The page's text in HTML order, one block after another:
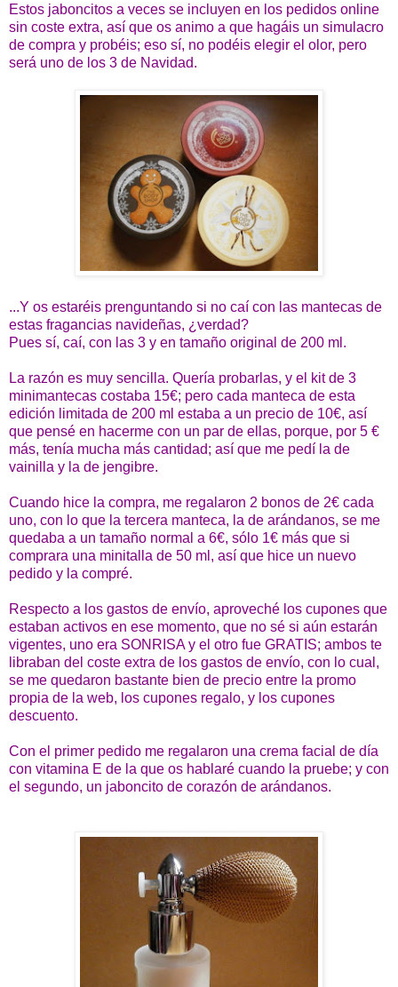
Estos jaboncitos a veces se incluyen en los pedidos online
sin coste extra, así que os animo a que hagáis un simulacro
de compra y probéis; eso sí, no podéis elegir el olor, pero
será uno de los 3 de Navidad.
...Y os estaréis prenguntando si no caí con las mantecas de
estas fragancias navideñas, ¿verdad?
Pues sí, caí, con las 3 y en tamaño original de 200 ml.
La razón es muy sencilla. Quería probarlas, y el kit de 3
minimantecas costaba 15€; pero cada manteca de esta
edición limitada de 200 ml estaba a un precio de 10€, así
que pensé en hacerme con un par de ellas, porque, por 5 €
más, tenía mucha más cantidad; así que me pedí la de
vainilla y la de jengibre.
Cuando hice la compra, me regalaron 2 bonos de 2€ cada
uno, con lo que la tercera manteca, la de arándanos, se me
quedaba a un tamaño normal a 6€, sólo 1€ más que si
comprara una minitalla de 50 ml, así que hice un nuevo
pedido y la compré.
Respecto a los gastos de envío, aproveché los cupones que
estaban activos en ese momento, que no sé si aún estarán
vigentes, uno era SONRISA y el otro fue GRATIS; ambos te
libraban del coste extra de los gastos de envío, con lo cual,
se me quedaron bastante bien de precio entre la promo
propia de la web, los cupones regalo, y los cupones
descuento.
Con el primer pedido me regalaron una crema facial de día
con vitamina E de la que os hablaré cuando la pruebe; y con
el segundo, un jaboncito de corazón de arándanos.